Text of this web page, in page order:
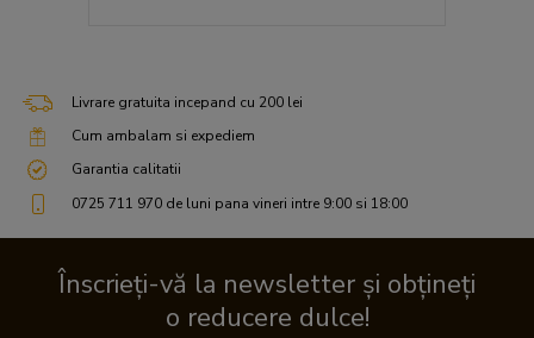
Livrare gratuita incepand cu 200 lei
Cum ambalam si expediem
Garantia calitatii
0725 711 970 de luni pana vineri intre 9:00 si 18:00
Înscrieți-vă la newsletter și obțineți
o reducere dulce!